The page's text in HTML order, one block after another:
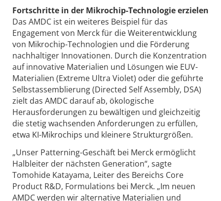
Fortschritte in der Mikrochip-Technologie erzielen
Das AMDC ist ein weiteres Beispiel für das
Engagement von Merck für die Weiterentwicklung
von Mikrochip-Technologien und die Förderung
nachhaltiger Innovationen. Durch die Konzentration
auf innovative Materialien und Lösungen wie EUV-
Materialien (Extreme Ultra Violet) oder die geführte
Selbstassemblierung (Directed Self Assembly, DSA)
zielt das AMDC darauf ab, ökologische
Herausforderungen zu bewältigen und gleichzeitig
die stetig wachsenden Anforderungen zu erfüllen,
etwa KI-Mikrochips und kleinere Strukturgrößen.
„Unser Patterning-Geschäft bei Merck ermöglicht
Halbleiter der nächsten Generation“, sagte
Tomohide Katayama, Leiter des Bereichs Core
Product R&D, Formulations bei Merck. „Im neuen
AMDC werden wir alternative Materialien und